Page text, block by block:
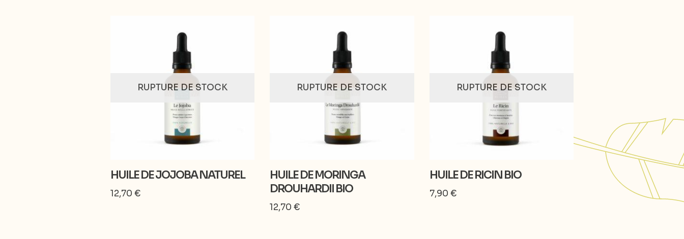
RUPTURE DE STOCK
HUILE DE JOJOBA NATUREL
12,70 €
RUPTURE DE STOCK
HUILE DE MORINGA
DROUHARDII BIO
12,70€
RUPTURE DE STOCK
HUILE DE RICIN BIO
7,90 €